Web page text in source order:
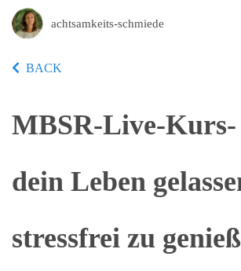
achtsamkeits-schmiede
BACK
MBSR-Live-Kurs-
dein Leben
stressfrei zu